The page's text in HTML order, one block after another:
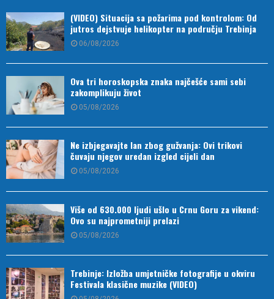
(VIDEO) Situacija sa požarima pod kontrolom: Od
jutros dejstvuje helikopter na području Trebinja
06/08/2026
Ova tri horoskopska znaka najčešće sami sebi
zakomplikuju život
05/08/2026
Ne izbjegavajte lan zbog gužvanja: Ovi trikovi
čuvaju njegov uredan izgled cijeli dan
05/08/2026
Više od 630.000 ljudi ušlo u Crnu Goru za vikend:
Ovo su najprometniji prelazi
05/08/2026
Trebinje: Izložba umjetničke fotografije u okviru
Festivala klasične muzike (VIDEO)